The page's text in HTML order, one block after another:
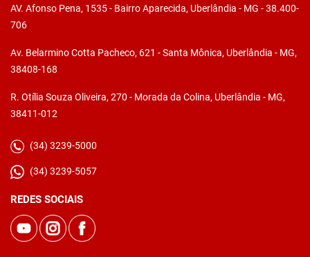
AV. Afonso Pena, 1535 - Bairro Aparecida, Uberlândia - MG - 38.400-
706
Av. Belarmino Cotta Pacheco, 621 - Santa Mônica, Uberlândia - MG,
38408-168
R. Otília Souza Oliveira, 270 - Morada da Colina, Uberlândia - MG,
38411-012
(34) 3239-5000
(34) 3239-5057
REDES SOCIAIS